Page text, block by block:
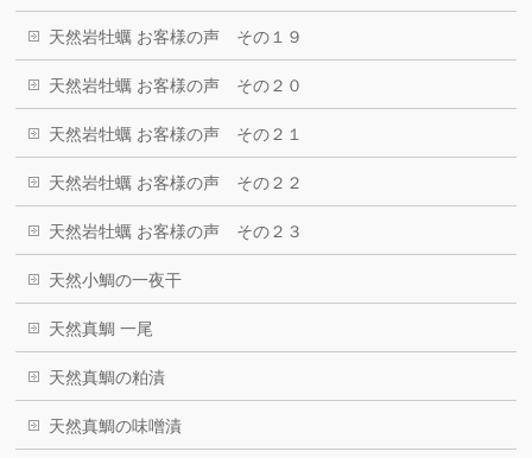
天然岩牡蠣 お客様の声 その１９
天然岩牡蠣 お客様の声 その２０
天然岩牡蠣 お客様の声 その２１
天然岩牡蠣 お客様の声 その２２
天然岩牡蠣 お客様の声 その２３
天然小鯛の一夜干
天然真鯛 一尾
天然真鯛の粕漬
天然真鯛の味噌漬